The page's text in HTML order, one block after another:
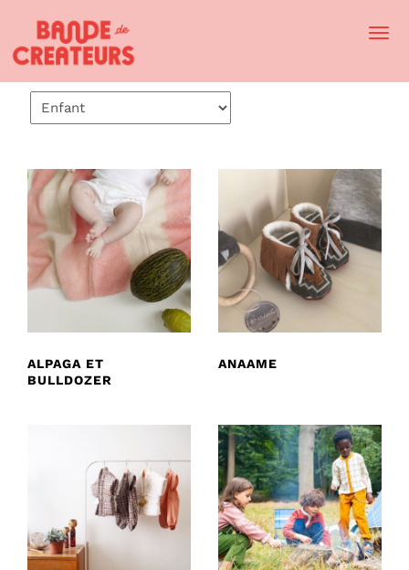
ALPAGA ET
BULLDOZER
ANAAME